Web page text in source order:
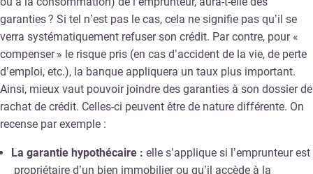
garanties ? Si tel n’est pas le cas, cela ne signifie pas qu’il se
verra systématiquement refuser son crédit. Par contre, pour «
compenser » le risque pris (en cas d’accident de la vie, de perte
d’emploi, etc.), la banque appliquera un taux plus important.
Ainsi, mieux vaut pouvoir joindre des garanties à son dossier de
rachat de crédit. Celles-ci peuvent être de nature différente. On
recense par exemple :
La garantie hypothécaire : elle s’applique si l’emprunteur est
propriétaire d’un bien immobilier ou qu’il accède à la